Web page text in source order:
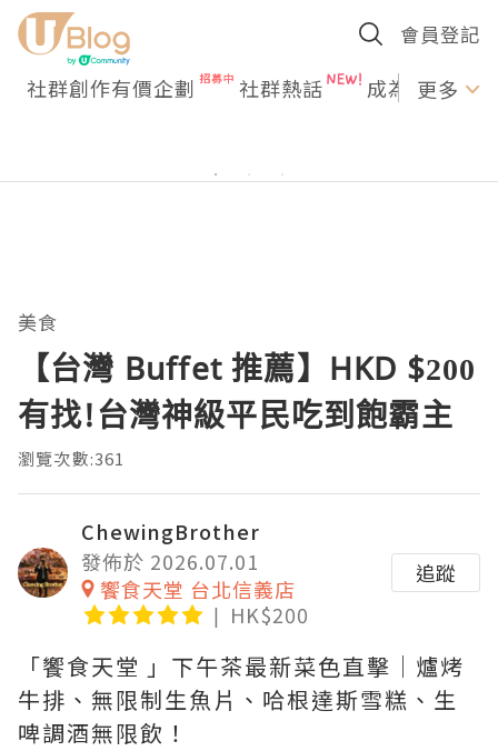
會員登記
社群創作有價企劃 社群熱話 成為U更多
美食
【台灣 Buffet 推薦】HKD $200
有找!台灣神級平民吃到飽霸主
瀏覽次數:361
ChewingBrother
發佈於 2026.07.01
饗食天堂 台北信義店
HK$200
追蹤
「饗食天堂 」下午茶最新菜色直擊｜爐烤
牛排、無限制生魚片、哈根達斯雪糕、生
啤調酒無限飲！